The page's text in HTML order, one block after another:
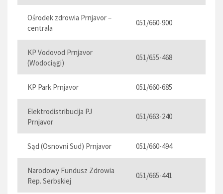
Ośrodek zdrowia Prnjavor –
centrala
051/660-900
KP Vodovod Prnjavor
(Wodociągi)
051/655-468
KP Park Prnjavor 051/660-685
Elektrodistribucija PJ
Prnjavor
051/663-240
Sąd (Osnovni Sud) Prnjavor 051/660-494
Narodowy Fundusz Zdrowia
Rep. Serbskiej
051/665-441